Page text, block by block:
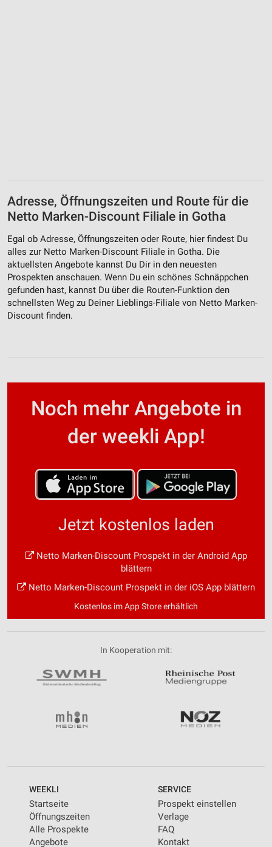
Adresse, Öffnungszeiten und Route für die
Netto Marken-Discount Filiale in Gotha
Egal ob Adresse, Öffnungszeiten oder Route, hier findest Du
alles zur Netto Marken-Discount Filiale in Gotha. Die
aktuellsten Angebote kannst Du Dir in den neuesten
Prospekten anschauen. Wenn Du ein schönes Schnäppchen
gefunden hast, kannst Du über die Routen-Funktion den
schnellsten Weg zu Deiner Lieblings-Filiale von Netto Marken-
Discount finden.
Noch mehr Angebote in
der weekli App!
Jetzt kostenlos laden
Netto Marken-Discount Prospekt in der Android App
blättern
Netto Marken-Discount Prospekt in der iOS App blättern
Kostenlos im App Store erhältlich
In Kooperation mit:
WEEKLI
Startseite
Öffnungszeiten
Alle Prospekte
Angebote
SERVICE
Prospekt einstellen
Verlage
FAQ
Kontakt